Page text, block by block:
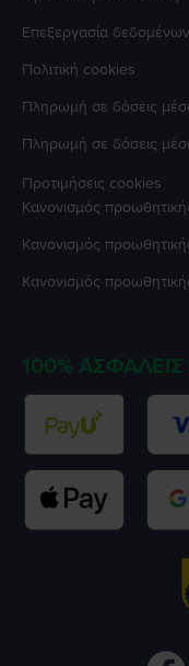
Επεξεργασία
Πολιτική cookies
Πληρωμή σε δόσεις
Πληρωμή σε δόσεις
Προτιμήσεις cookies
Κανονισμός
Κανονισμός
Κανονισμός
100%